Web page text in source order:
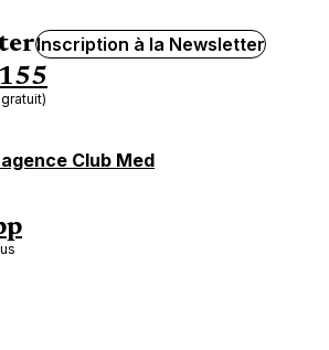
Inscription à la Newsletter
Club Med